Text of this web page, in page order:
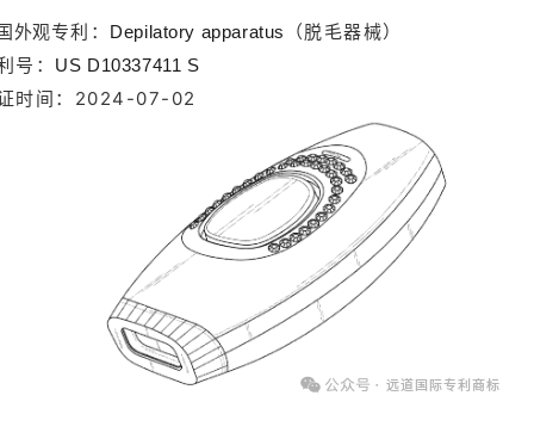
外观专利： Depilatory apparatus
（脱毛器械）
号： US D10337411 S
时间：2024-07-02